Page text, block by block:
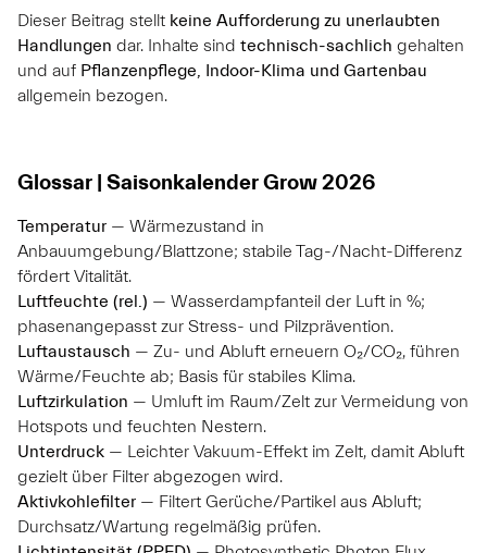
Dieser Beitrag stellt keine Aufforderung zu unerlaubten
Handlungen dar. Inhalte sind technisch-sachlich gehalten
und auf Pflanzenpflege, Indoor-Klima und Gartenbau
allgemein bezogen.
Glossar | Saisonkalender Grow 2026
Temperatur — Wärmezustand in
Anbauumgebung/Blattzone; stabile Tag-/Nacht-Differenz
fördert Vitalität.
Luftfeuchte (rel.) — Wasserdampfanteil der Luft in %;
phasenangepasst zur Stress- und Pilzprävention.
Luftaustausch — Zu- und Abluft erneuern O₂/CO₂, führen
Wärme/Feuchte ab; Basis für stabiles Klima.
Luftzirkulation — Umluft im Raum/Zelt zur Vermeidung von
Hotspots und feuchten Nestern.
Unterdruck — Leichter Vakuum-Effekt im Zelt, damit Abluft
gezielt über Filter abgezogen wird.
Aktivkohlefilter — Filtert Gerüche/Partikel aus Abluft;
Durchsatz/Wartung regelmäßig prüfen.